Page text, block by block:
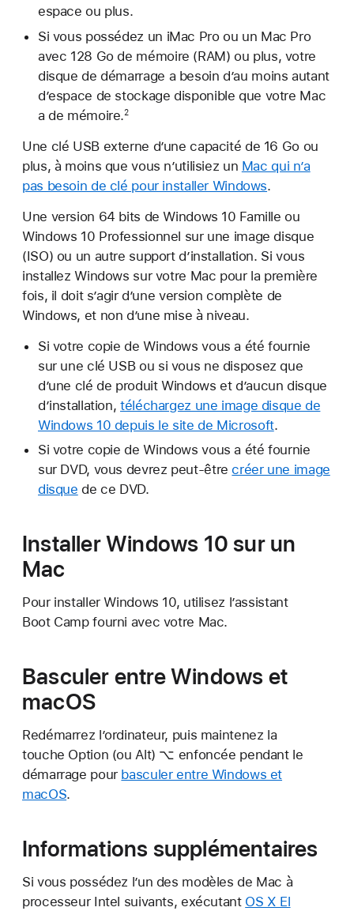
espace ou plus.
Si vous possédez un iMac Pro ou un Mac Pro
avec 128 Go de mémoire (RAM) ou plus, votre
disque de démarrage a besoin d’au moins autant
d’espace de stockage disponible que votre Mac
a de mémoire.2
Une clé USB externe d’une capacité de 16 Go ou
plus, à moins que vous n’utilisiez un Mac qui n’a
pas besoin de clé pour installer Windows.
Une version 64 bits de Windows 10 Famille ou
Windows 10 Professionnel sur une image disque
(ISO) ou un autre support d’installation. Si vous
installez Windows sur votre Mac pour la première
fois, il doit s’agir d’une version complète de
Windows, et non d’une mise à niveau.
Si votre copie de Windows vous a été fournie
sur une clé USB ou si vous ne disposez que
d’une clé de produit Windows et d’aucun disque
d’installation,téléchargez une image disque de
Windows 10 depuis le site de Microsoft.
Si votre copie de Windows vous a été fournie
sur DVD, vous devrez peut-êtrecréer une image
disque de ce DVD.
Installer Windows 10 sur un
Mac
Pour installer Windows 10, utilisez l’assistant
Boot Camp fourni avec votre Mac.
Basculer entre Windows et
macOS
Redémarrez l’ordinateur, puis maintenez la
touche Option (ou Alt) ⌥ enfoncée pendant le
démarrage pour basculer entre Windows et
macOS.
Informations supplémentaires
Si vous possédez l’un des modèles de Mac à
processeur Intel suivants, exécutant OS X El